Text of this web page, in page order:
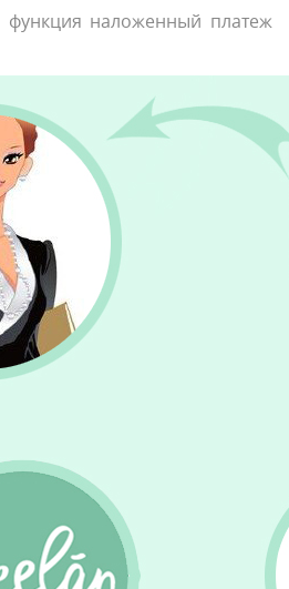
наложенный платеж